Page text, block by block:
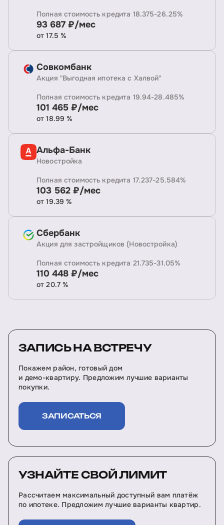
Полная стоимость кредита 18.375-26.25%
93 687 ₽/мес
от 17.5 %
Совкомбанк
Акция "Выгодная ипотека с Халвой"
Полная стоимость кредита 19.94-28.485%
101 465 ₽/мес
от 18.99 %
Альфа-Банк
Новостройка
Полная стоимость кредита 17.237-25.584%
103 562 ₽/мес
от 19.39 %
Сбербанк
Акция для застройщиков (Новостройка)
Полная стоимость кредита 21.735-31.05%
110 448 ₽/мес
от 20.7 %
ЗАПИСЬ НА ВСТРЕЧУ
Покажем район, готовый дом
и демо-квартиру. Предложим лучшие варианты
покупки.
ЗАПИСАТЬСЯ
УЗНАЙТЕ СВОЙ ЛИМИТ
Рассчитаем максимальный доступный вам платёж
по ипотеке. Предложим лучшие варианты квартир.